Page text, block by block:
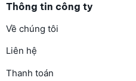
Thông tin công ty
Về chúng tôi
Liên hệ
Thanh toán